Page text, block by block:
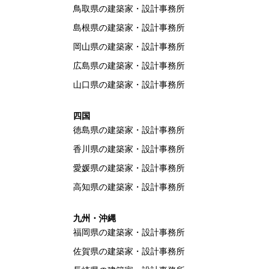
鳥取県の建築家・設計事務所
島根県の建築家・設計事務所
岡山県の建築家・設計事務所
広島県の建築家・設計事務所
山口県の建築家・設計事務所
四国
徳島県の建築家・設計事務所
香川県の建築家・設計事務所
愛媛県の建築家・設計事務所
高知県の建築家・設計事務所
九州・沖縄
福岡県の建築家・設計事務所
佐賀県の建築家・設計事務所